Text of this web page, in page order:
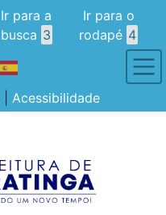
Ir para a
busca 3
Ir para o
rodapé 4
Acessibilidade